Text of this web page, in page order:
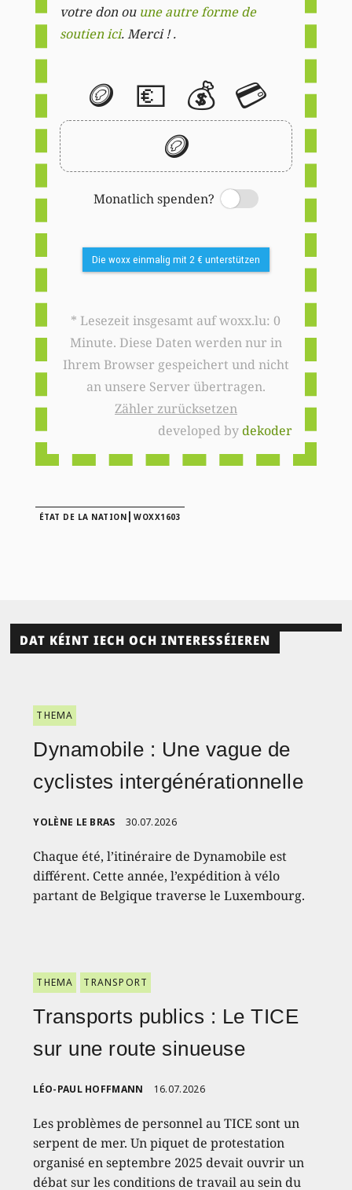
votre don ou une autre forme de
soutien ici. Merci ! .
🪙 💶 💰 💳
🪙
Monatlich spenden?
Switch
Die woxx einmalig mit 2 € unterstützen
* Lesezeit insgesamt auf woxx.lu: 0
Minute. Diese Daten werden nur in
Ihrem Browser gespeichert und nicht
an unsere Server übertragen.
Zähler zurücksetzen
developed bydekoder
ÉTAT DE LA NATION |WOXX1603
DAT KÉINT IECH OCH INTERESSÉIEREN
THEMA
Dynamobile : Une vague de
cyclistes intergénérationnelle
YOLÈNE LE BRAS 30.07.2026
Chaque été, l’itinéraire de Dynamobile est
différent. Cette année, l’expédition à vélo
partant de Belgique traverse le Luxembourg.
THEMA TRANSPORT
Transports publics : Le TICE
sur une route sinueuse
LÉO-PAUL HOFFMANN 16.07.2026
Les problèmes de personnel au TICE sont un
serpent de mer. Un piquet de protestation
organisé en septembre 2025 devait ouvrir un
débat sur les conditions de travail au sein du